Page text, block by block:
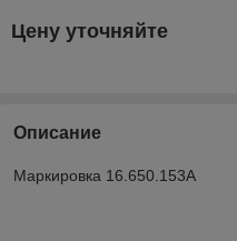
Цену уточняйте
Описание
Маркировка 16.650.153А